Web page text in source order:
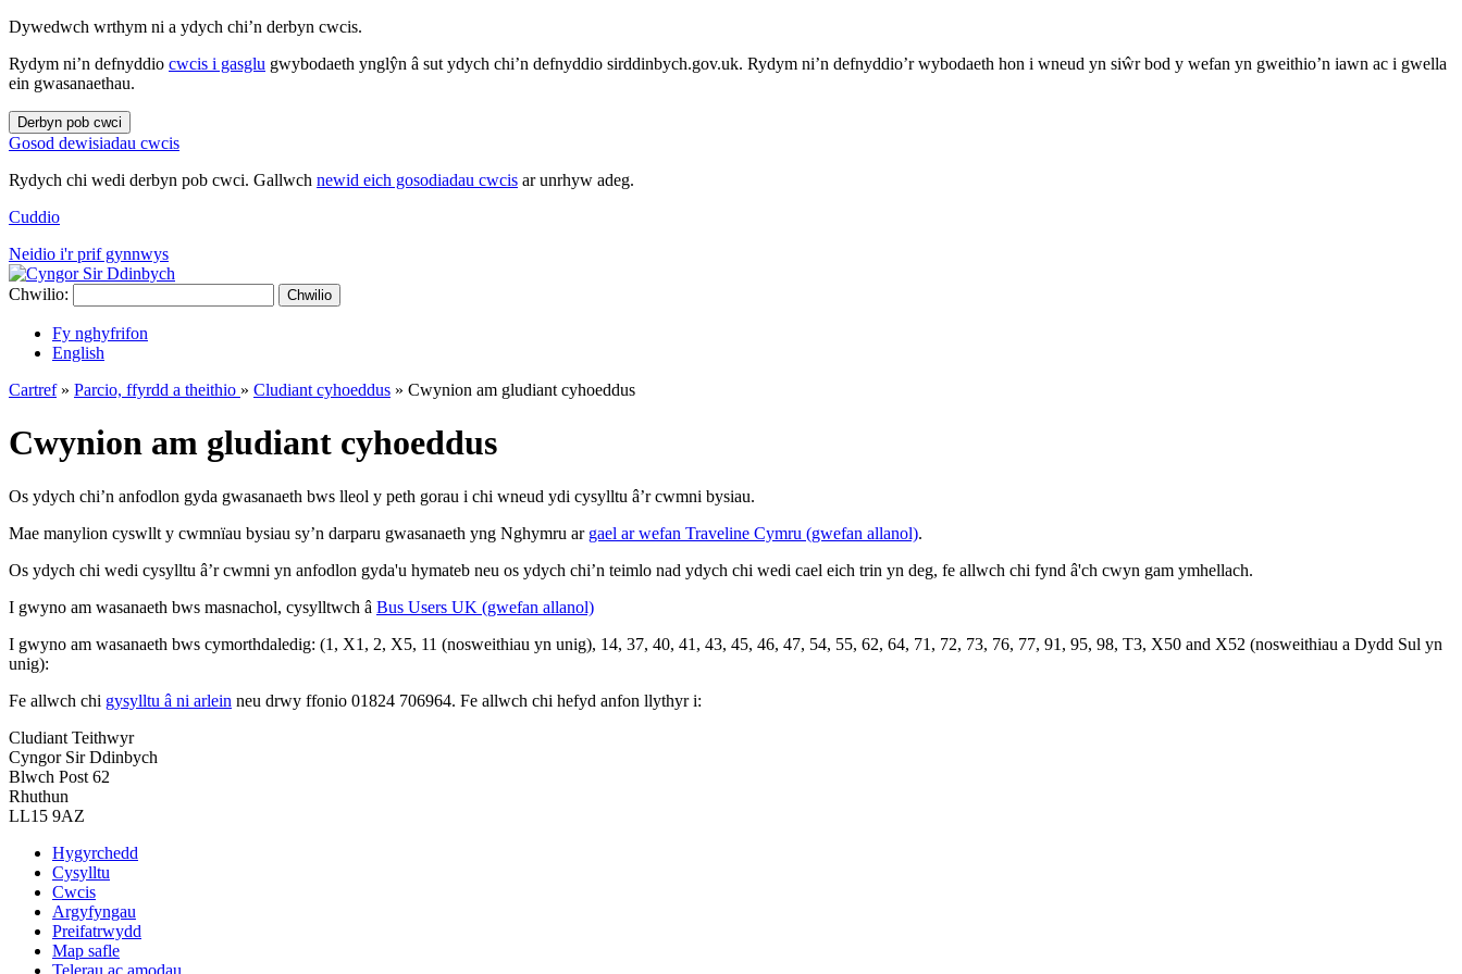
Dywedwch wrthym ni a ydych chi’n derbyn cwcis.
Rydym ni’n defnyddio cwcis i gasglu gwybodaeth ynglŷn â sut ydych chi’n defnyddio sirddinbych.gov.uk. Rydym ni’n defnyddio’r wybodaeth hon i wneud yn siŵr bod y wefan yn gweithio’n iawn ac i gwella
ein gwasanaethau.
Derbyn pob cwci
Gosod dewisiadau cwcis
Rydych chi wedi derbyn pob cwci. Gallwch newid eich gosodiadau cwcis ar unrhyw adeg.
Cuddio
Neidio i'r prif gynnwys
Chwilio: Chwilio
Fy nghyfrifon
English
Cartref» Parcio, ffyrdd a theithio » Cludiant cyhoeddus » Cwynion am gludiant cyhoeddus
Cwynion am gludiant cyhoeddus
Os ydych chi’n anfodlon gyda gwasanaeth bws lleol y peth gorau i chi wneud ydi cysylltu â’r cwmni bysiau.
Mae manylion cyswllt y cwmnïau bysiau sy’n darparu gwasanaeth yng Nghymru ar gael ar wefan Traveline Cymru (gwefan allanol).
Os ydych chi wedi cysylltu â’r cwmni yn anfodlon gyda'u hymateb neu os ydych chi’n teimlo nad ydych chi wedi cael eich trin yn deg, fe allwch chi fynd â'ch cwyn gam ymhellach.
I gwyno am wasanaeth bws masnachol, cysylltwch â Bus Users UK (gwefan allanol)
I gwyno am wasanaeth bws cymorthdaledig: (1, X1, 2, X5, 11 (nosweithiau yn unig), 14, 37, 40, 41, 43, 45, 46, 47, 54, 55, 62, 64, 71, 72, 73, 76, 77, 91, 95, 98, T3, X50 and X52 (nosweithiau a Dydd Sul yn
unig):
Fe allwch chi gysylltu â ni arlein neu drwy ffonio 01824 706964. Fe allwch chi hefyd anfon llythyr i:
Cludiant Teithwyr
Cyngor Sir Ddinbych
Blwch Post 62
Rhuthun
LL15 9AZ
Hygyrchedd
Cysylltu
Cwcis
Argyfyngau
Preifatrwydd
Map safle
Telerau ac amodau